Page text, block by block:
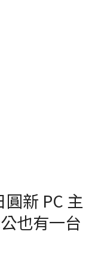
新 PC 主
也有一台